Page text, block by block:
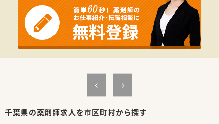
■病棟薬剤業務、薬剤管理指導業務
■注射無菌調整業務（抗がん剤、TPN）
■医薬品情報管理業務
■院内ラウンド（NST、緩和ケア、がん化学療法指導、AST、ICT、
褥瘡、等）
■入退院支援などのチーム医療への参加
■職員本人とその家族を補償する医療費還付制度など福利厚生
■各種認定薬剤師の取得や学会発表にも取り組んでいます。
■院内託児所も完備しており、子育てとの両立も図れる環境で
千葉県の薬剤師求人を市区町村から探す